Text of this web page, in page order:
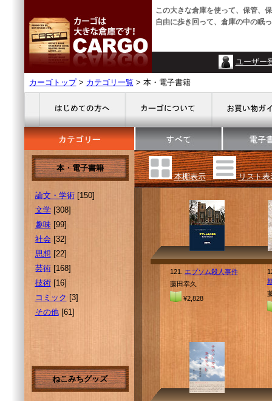
この大きな倉庫を使って、保管、
自由に歩き回って、倉庫の中の眠
ユーザー
カーゴトップ> カテゴリ一覧 > 本・電子書籍
本・電子書籍
論文・学術[150]
文学[308]
趣味[99]
社会[32]
思想 [22]
芸術[168]
技術[16]
コミック [3]
その他[61]
ねこみちグッズ
本棚表示 リスト表
121.
エプソム殺人事件
藤田幸久
¥2,828